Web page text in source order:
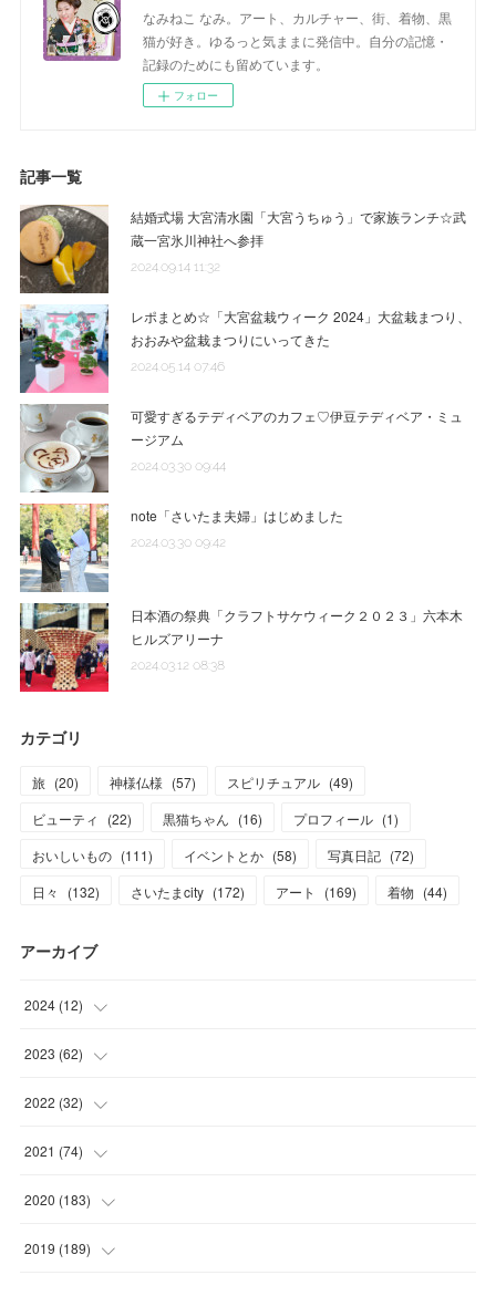
なみねこ なみ。アート、カルチャー、街、着物、黒
猫が好き。ゆるっと気ままに発信中。自分の記憶・
記録のためにも留めています。
フォロー
記事一覧
結婚式場 大宮清水園「大宮うちゅう」で家族ランチ☆武
蔵一宮氷川神社へ参拝
2024.09.14 11:32
レポまとめ☆「大宮盆栽ウィーク 2024」大盆栽まつり、
おおみや盆栽まつりにいってきた
2024.05.14 07:46
可愛すぎるテディベアのカフェ♡伊豆テディベア・ミュ
ージアム
2024.03.30 09:44
note「さいたま夫婦」はじめました
2024.03.30 09:42
日本酒の祭典「クラフトサケウィーク２０２３」六本木
ヒルズアリーナ
2024.03.12 08:38
カテゴリ
旅 (20) 神様仏様 (57) スピリチュアル (49)
ビューティ
(22) 黒猫ちゃん (16) プロフィール (1)
おいしいもの (111) イベントとか (58) 写真日記 (72)
日々
(132) さいたまcity (172) アート (169) 着物 (44)
アーカイブ
2024 (12)
(1
(1
(3
(3)
2023 (62)
(11 )
(3
(7)
(7)
2022 (32)
(1
(3)
(8)
2021 (74)
(17
(7)
2020 (183)
(17
2019 (189)